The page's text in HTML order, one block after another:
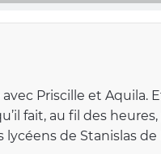
Priscille et Aquila.
fait, au fil des
de Stanislas de